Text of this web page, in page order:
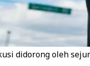
didorong oleh